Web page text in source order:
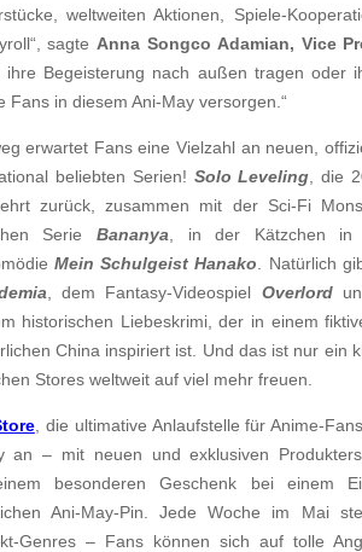
weltweiten Aktionen, Spiele-
sagte Anna Songco Adamian, Vice
ihre Begeisterung nach außen tragen oder
Fans in diesem Ani-May versorgen.“
erwartet Fans eine Vielzahl an neuen,
beliebten Serien! Solo Leveling , die
zurück, zusammen mit der Sci-Fi
Serie Bananya , in der Kätzchen in
Mein Schulgeist Hanako . Natürlich
, dem Fantasy-Videospiel Overlord
historischen Liebeskrimi, der in einem
China inspiriert ist. Und das ist nur ein
Stores weltweit auf viel mehr freuen.
, die ultimative Anlaufstelle für Anime-
an – mit neuen und exklusiven
besonderen Geschenk bei einem
Ani-May-Pin. Jede Woche im Mai
Genres – Fans können sich auf tolle